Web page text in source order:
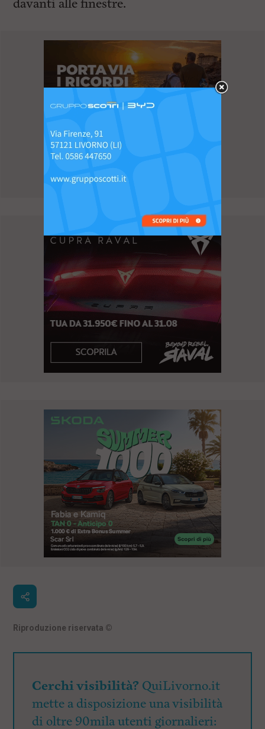
davanti alle finestre.
Riproduzione riservata ©
Cerchi visibilità? QuiLivorno.it
mette a disposizione una visibilità
di oltre 90mila utenti giornalieri: